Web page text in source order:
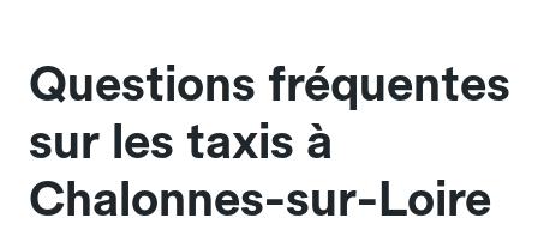
Questions fréquentes
sur les taxis à
Chalonnes-sur-Loire